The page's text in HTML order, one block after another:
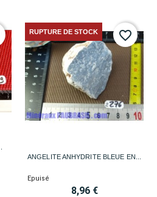
ANGELITE ANHYDRITE BLEUE EN...
Epuisé
8,96 €
RUPTURE DE STOCK favorite_border